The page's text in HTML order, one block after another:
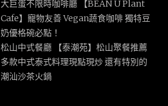
大巨蛋不限時咖啡廳 【BEAN U Plant
Cafe】寵物友善 Vegan蔬食咖啡 獨特豆
奶優格碗必點！
松山中式餐廳 【泰潮苑】松山聚餐推薦
多款中式泰式料理現點現炒 還有特別的
潮汕沙茶火鍋